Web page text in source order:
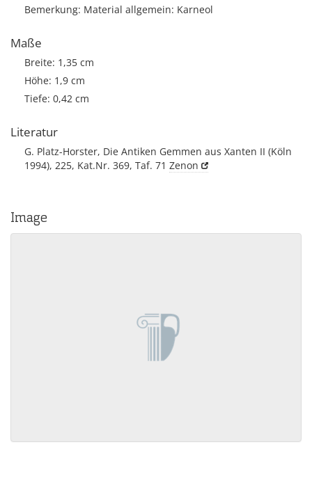
Bemerkung: Material allgemein: Karneol
Maße
Breite: 1,35 cm
Höhe: 1,9 cm
Tiefe: 0,42 cm
Literatur
G. Platz-Horster, Die Antiken Gemmen aus Xanten II (Köln
1994), 225, Kat.Nr. 369, Taf. 71 Zenon
Image